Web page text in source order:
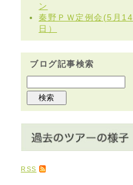
ン
秦野ＰＷ定例会(5月14
日）
ブログ記事検索
RSS